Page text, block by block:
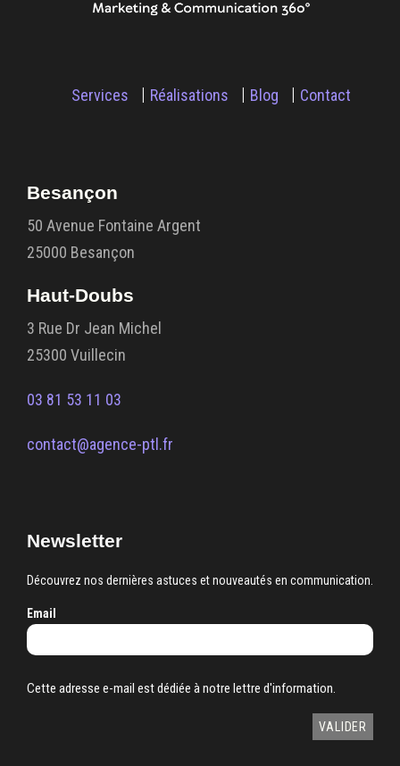
Services Réalisations Blog Contact
Besançon
50 Avenue Fontaine Argent
25000 Besançon
Haut-Doubs
3 Rue Dr Jean Michel
25300 Vuillecin
03 81 53 11 03
contact@agence-ptl.fr
Newsletter
Découvrez nos dernières astuces et nouveautés en communication.
Email
Cette adresse e-mail est dédiée à notre lettre d'information.